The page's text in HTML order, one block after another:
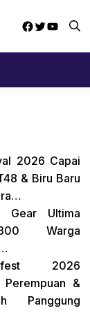
Facebook
Twitter
YouTube
2026 Capai
& Biru Baru
Gear Ultima
Warga
2026
Perempuan &
Panggung